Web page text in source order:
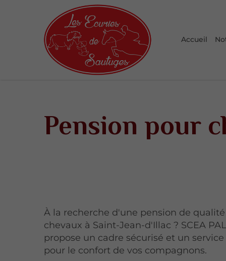
Accueil
Pension pour
À la recherche d'une pension de
chevaux à Saint-Jean-d'Illac ? SCEA
propose un cadre sécurisé et un
pour le confort de vos compagnons.